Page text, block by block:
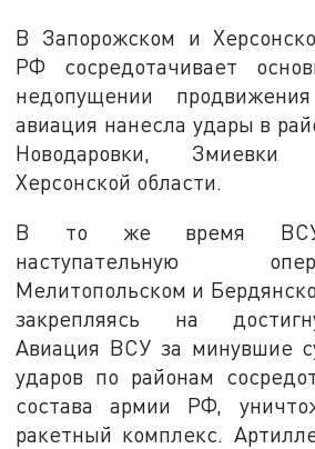
В Запорожском и
РФ сосредотачивает
недопущении
авиация нанесла удары в
Новодаровки,
Херсонской области.
В то же время ВСУ
наступательную
Мелитопольском и
закрепляясь на
Авиация ВСУ за минувшие
ударов по районам
состава армии РФ,
ракетный комплекс.